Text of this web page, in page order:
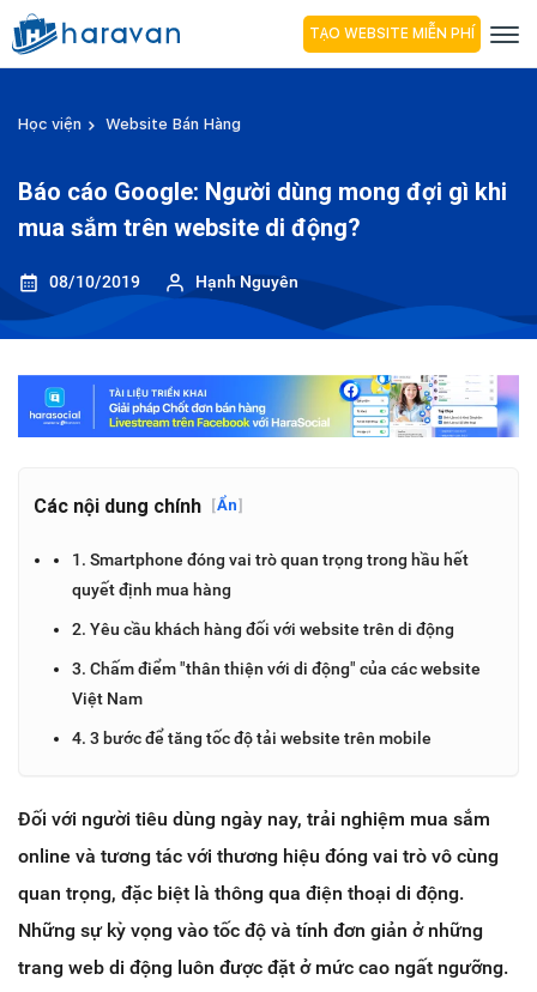
TẠO WEBSITE MIỄN PHÍ
Học viện Website Bán Hàng
Báo cáo Google: Người dùng mong đợi gì khi
mua sắm trên website di động?
08/10/2019 Hạnh Nguyên
Các nội dung chính [Ẩn]
1. Smartphone đóng vai trò quan trọng trong hầu hết
quyết định mua hàng
2. Yêu cầu khách hàng đối với website trên di động
3. Chấm điểm "thân thiện với di động" của các website
Việt Nam
4. 3 bước để tăng tốc độ tải website trên mobile
Đối với người tiêu dùng ngày nay, trải nghiệm mua sắm
online và tương tác với thương hiệu đóng vai trò vô cùng
quan trọng, đặc biệt là thông qua điện thoại di động.
Những sự kỳ vọng vào tốc độ và tính đơn giản ở những
trang web di động luôn được đặt ở mức cao ngất ngưỡng.